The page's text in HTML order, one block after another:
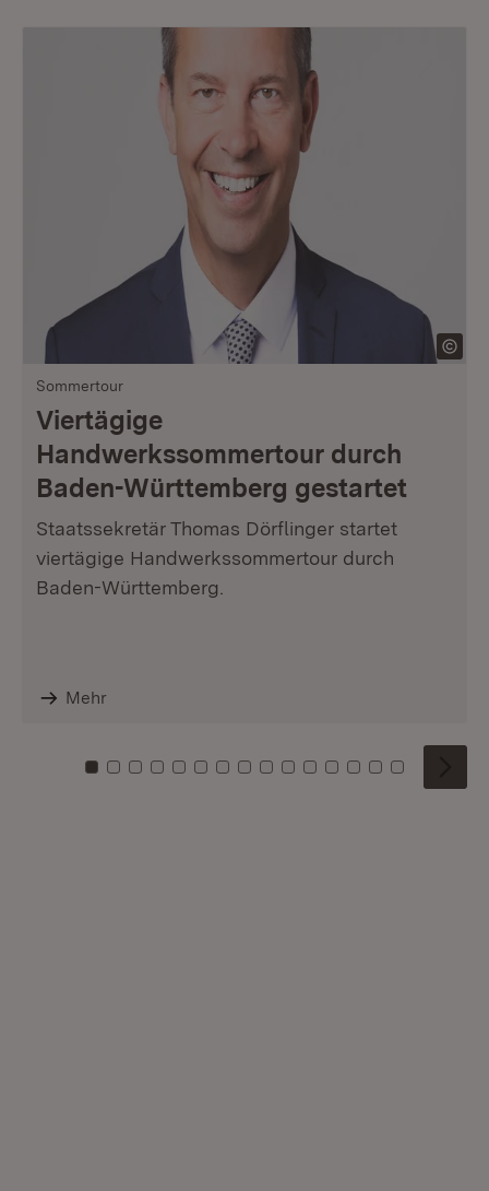
Sommertour
Viertägige
Handwerkssommertour durch
Baden-Württemberg gestartet
Staatssekretär Thomas Dörflinger startet
viertägige Handwerkssommertour durch
Baden-Württemberg.
Mehr
Zu Kachel: 0
Zu Kachel: 1
Zu Kachel: 2
Zu Kachel: 3
Zu Kachel: 4
Zu Kachel: 5
Zu Kachel: 6
Zu Kachel: 7
Zu Kachel: 8
Zu Kachel: 9
Zu Kachel: 10
Zu Kachel: 11
Zu Kachel: 12
Zu Kachel:
Zu